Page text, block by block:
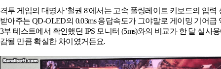
격투 게임의 대명사 '철권 8'에서는 고속 폴링레이트 키보드의 입력
받아주는 QD-OLED의 0.03ms 응답속도가 그야말로 게이밍 기어급
3부 테스트에서 확인했던 IPS 모니터 (5ms)와의 비교가 한 달 실사
감될 만큼 확실한 차이였거든요.